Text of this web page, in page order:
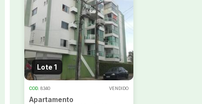
Habilite-se para efetuar lances ou propostas
Lote 1
COD. 8340 VENDIDO
Apartamento